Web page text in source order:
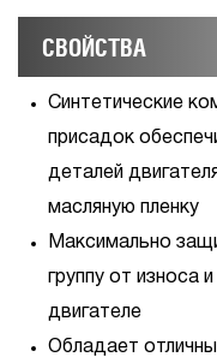
СВОЙСТВА
Синтетические
присадок
деталей
масляную пленку
Максимально
группу от износа
двигателе
Обладает